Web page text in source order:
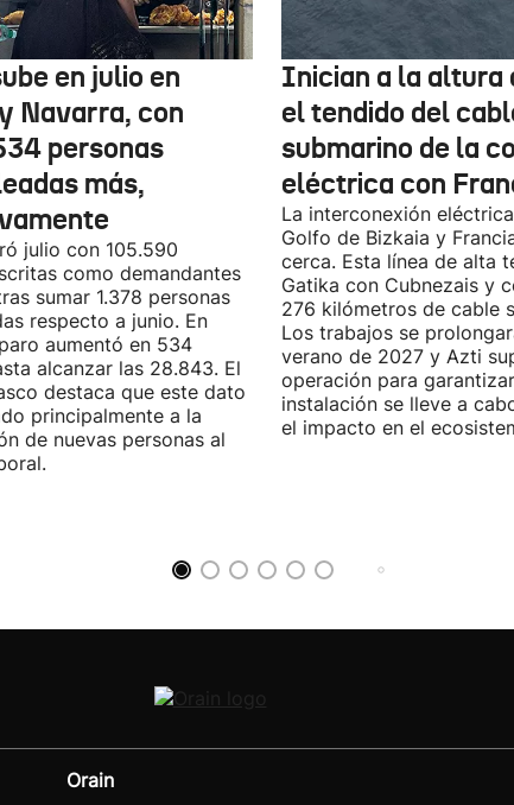
en julio en
Navarra, con
personas
más,
julio con 105.590
como demandantes
sumar 1.378 personas
respecto a junio. En
aumentó en 534
alcanzar las 28.843. El
destaca que este dato
principalmente a la
de nuevas personas al
Inician a la altura
el tendido del
submarino de la
eléctrica con
La interconexión
Golfo de Bizkaia y
cerca. Esta línea de alta
Gatika con Cubnezais y
276 kilómetros de cable
Los trabajos se
verano de 2027 y Azti
operación para
instalación se lleve a
el impacto en el
Orain